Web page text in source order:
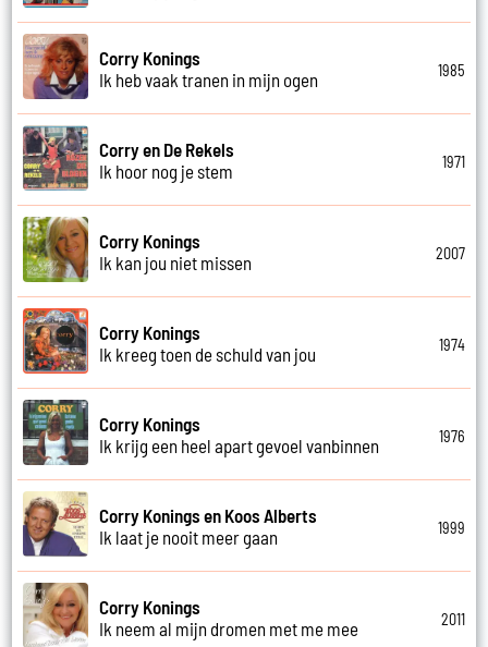
Corry Konings
Ik heb vaak tranen in mijn ogen
1985
Corry en De Rekels
Ik hoor nog je stem
1971
Corry Konings
Ik kan jou niet missen
2007
Corry Konings
Ik kreeg toen de schuld van jou
1974
Corry Konings
Ik krijg een heel apart gevoel vanbinnen
1976
Corry Konings en Koos Alberts
Ik laat je nooit meer gaan
1999
Corry Konings
Ik neem al mijn dromen met me mee
2011